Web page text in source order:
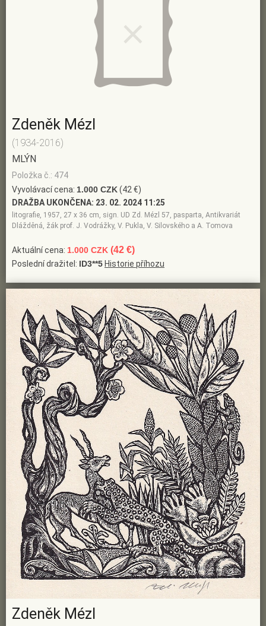
Zdeněk Mézl
(1934-2016)
MLÝN
Položka č.: 474
Vyvolávací cena: 1.000 CZK(42 €)
DRAŽBA UKONČENA: 23. 02. 2024 11:25
litografie, 1957, 27 x 36 cm, sign. UD Zd. Mézl 57, pasparta, Antikvariát
Dlážděná, žák prof. J. Vodrážky, V. Pukla, V. Silovského a A. Tomova
Aktuální cena: 1.000 CZK (42 €)
Poslední dražitel: ID3**5 Historie příhozu
Zdeněk Mézl